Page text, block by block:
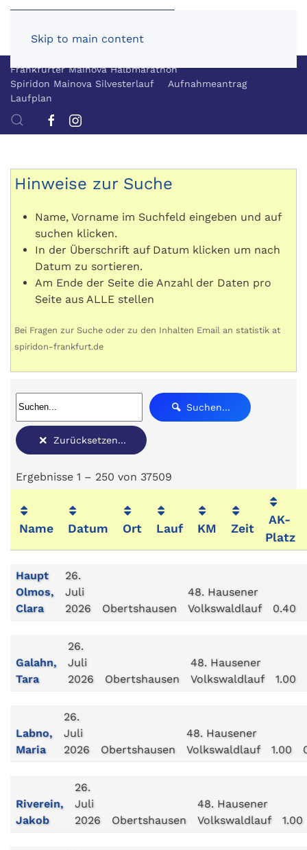
Skip to main content
Frankfurter Mainova Halbmarathon
Spiridon Mainova Silvesterlauf
Aufnahmeantrag
Laufplan
Hinweise zur Suche
Name, Vorname im Suchfeld eingeben und auf
suchen klicken.
In der Überschrift auf Datum klicken um nach
Datum zu sortieren.
Am Ende der Seite die Anzahl der Daten pro
Seite aus ALLE stellen
Bei Fragen zur Suche oder zu den Inhalten Email an statistik at
spiridon-frankfurt.de
Suchen...
Zurücksetzen...
Ergebnisse 1 – 250 von 37509
Name Datum Ort Lauf KM Zeit
AK-
Platz
Haupt
Olmos,
Clara
26.
Juli
2026
Obertshausen
48. Hausener
Volkswaldlauf
0.40
Galahn,
Tara
26.
Juli
2026
Obertshausen
48. Hausener
Volkswaldlauf
1.00
Labno,
Maria
26.
Juli
2026
Obertshausen
48. Hausener
Volkswaldlauf
1.00
Riverein,
Jakob
26.
Juli
2026
Obertshausen
48. Hausener
Volkswaldlauf
1.00